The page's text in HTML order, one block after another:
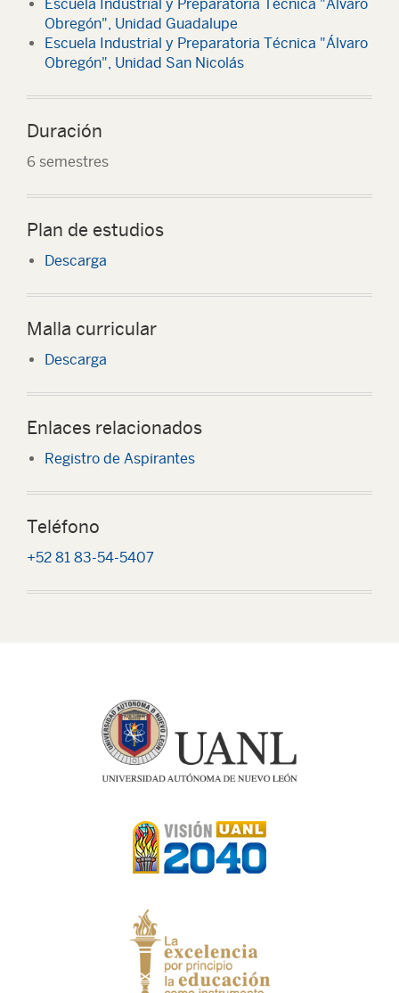
Escuela Industrial y Preparatoria Técnica "Álvaro
Obregón", Unidad Guadalupe
Escuela Industrial y Preparatoria Técnica "Álvaro
Obregón", Unidad San Nicolás
Duración
6 semestres
Plan de estudios
Descarga
Malla curricular
Descarga
Enlaces relacionados
Registro de Aspirantes
Teléfono
+52 81 83-54-5407